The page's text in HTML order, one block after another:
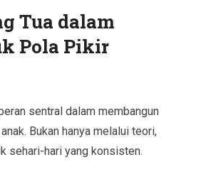
Tua dalam
Pola Pikir
sentral dalam membangun
Bukan hanya melalui teori,
sehari-hari yang konsisten.